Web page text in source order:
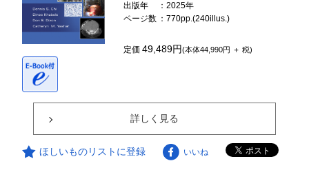
出版年
：2025年
ページ数 ：770pp.(240illus.)
定価49,489円(本体44,990円 ＋ 税)
詳しく見る
ほしいものリストに登録 いいね